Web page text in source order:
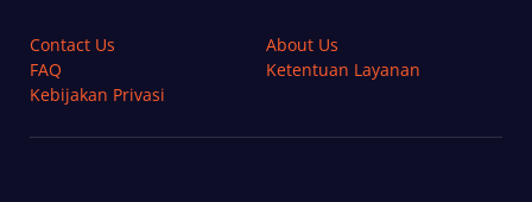
Contact Us
About Us
FAQ
Ketentuan Layanan
Kebijakan Privasi